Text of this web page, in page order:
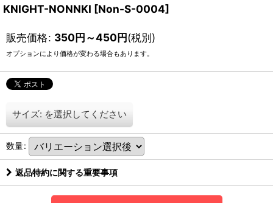
KNIGHT-NONNKI [Non-S-0004]
販売価格: 350円～450円(税別)
オプションにより価格が変わる場合もあります。
サイズ: を選択してください
数量:
返品特約に関する重要事項